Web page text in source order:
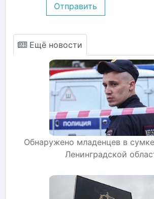
Отправить
Ещё новости
Обнаружено младенцев в
Ленинградской